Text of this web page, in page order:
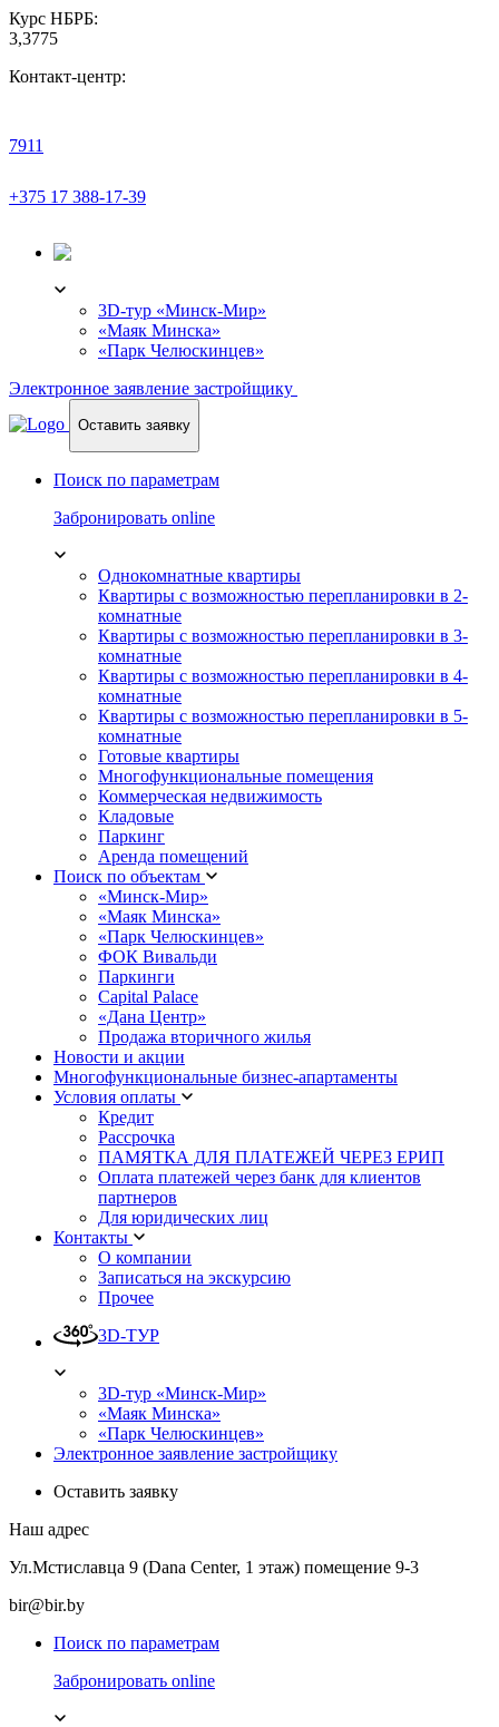
Курс НБРБ:
3,3775
Контакт-центр:
7911
+375 17 388-17-39
3D-тур «Минск-Мир»
«Маяк Минска»
«Парк Челюскинцев»
Электронное заявление застройщику
Оставить заявку
Поиск по параметрам
Забронировать online
Однокомнатные квартиры
Квартиры с возможностью перепланировки в 2-
комнатные
Квартиры с возможностью перепланировки в 3-
комнатные
Квартиры с возможностью перепланировки в 4-
комнатные
Квартиры с возможностью перепланировки в 5-
комнатные
Готовые квартиры
Многофункциональные помещения
Коммерческая недвижимость
Кладовые
Паркинг
Аренда помещений
Поиск по объектам
«Минск-Мир»
«Маяк Минска»
«Парк Челюскинцев»
ФОК Вивальди
Паркинги
Capital Palace
«Дана Центр»
Продажа вторичного жилья
Новости и акции
Многофункциональные бизнес-апартаменты
Условия оплаты
Кредит
Рассрочка
ПАМЯТКА ДЛЯ ПЛАТЕЖЕЙ ЧЕРЕЗ ЕРИП
Оплата платежей через банк для клиентов
партнеров
Для юридических лиц
Контакты
О компании
Записаться на экскурсию
Прочее
3D-ТУР
3D-тур «Минск-Мир»
«Маяк Минска»
«Парк Челюскинцев»
Электронное заявление застройщику
Оставить заявку
Наш адрес
Ул.Мстиславца 9 (Dana Center, 1 этаж) помещение 9-3
bir@bir.by
Поиск по параметрам
Забронировать online